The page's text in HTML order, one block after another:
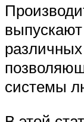
системы